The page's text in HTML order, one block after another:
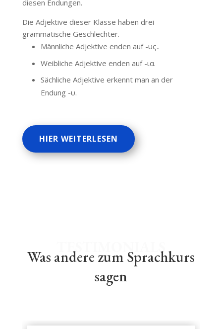
diesen Endungen.
Die Adjektive dieser Klasse haben drei
grammatische Geschlechter.
Männliche Adjektive enden auf -υς..
Weibliche Adjektive enden auf -ια.
Sächliche Adjektive erkennt man an der
Endung -υ.
HIER WEITERLESEN
TESTIMONIALS
Was andere zum Sprachkurs
sagen